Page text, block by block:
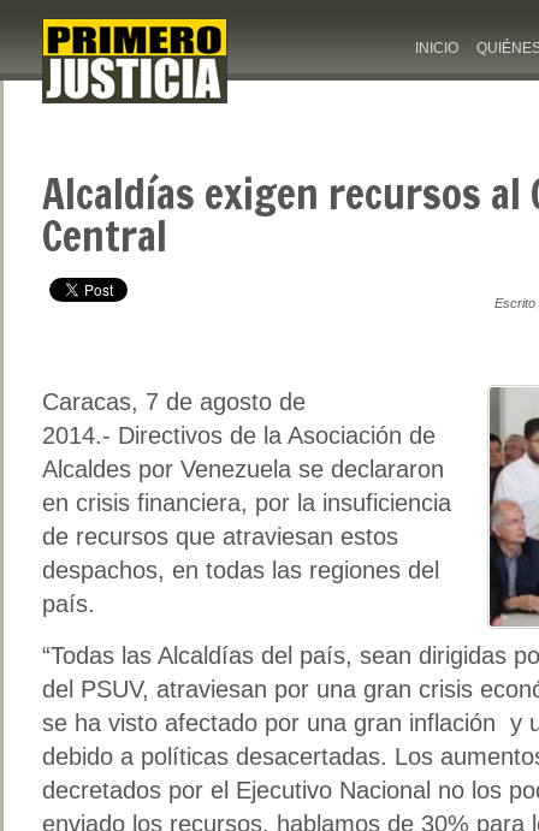
INICIO
Alcaldías exigen recursos al
Central
Escrito
Caracas, 7 de agosto de
2014.- Directivos de la Asociación de
Alcaldes por Venezuela se declararon
en crisis financiera, por la insuficiencia
de recursos que atraviesan estos
despachos, en todas las regiones del
país.
“Todas las Alcaldías del país, sean dirigidas
del PSUV, atraviesan por una gran crisis
se ha visto afectado por una gran inflación y
debido a políticas desacertadas. Los
decretados por el Ejecutivo Nacional no los
enviado los recursos, hablamos de 30% para